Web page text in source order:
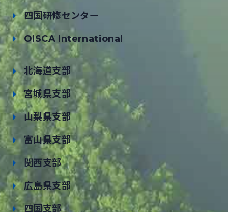
四国研修センター
OISCA International
北海道支部
宮城県支部
山梨県支部
富山県支部
関西支部
広島県支部
四国支部